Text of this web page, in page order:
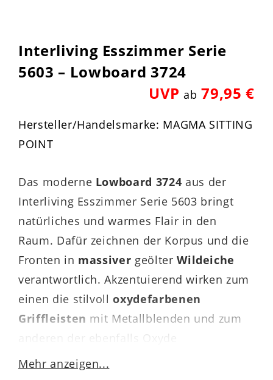
Interliving Esszimmer Serie
5603 – Lowboard 3724
UVPab 79,95 €
Hersteller/Handelsmarke: MAGMA SITTING
POINT
Das moderne Lowboard 3724 aus der
Interliving Esszimmer Serie 5603 bringt
natürliches und warmes Flair in den
Raum. Dafür zeichnen der Korpus und die
Fronten in massiver geölterWildeiche
verantwortlich. Akzentuierend wirken zum
einen die stilvolloxydefarbenen
Griffleisten mit Metallblenden und zum
anderen der ebenfalls Oxyde
graphitfarbene Oberboden.
Mehr anzeigen...